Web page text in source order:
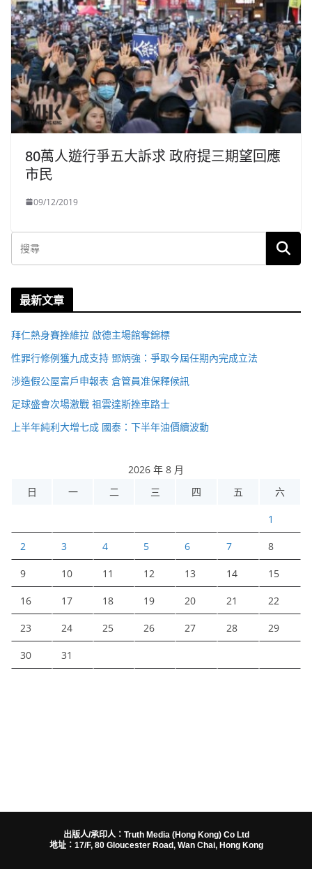
80萬人遊行爭五大訴求 政府提三期望回應
市民
09/12/2019
最新文章
拜仁熱身賽挫維拉 啟德主場館奪錦標
性罪行修例獲九成支持 鄧炳強：爭取今屆任期內完成立法
涉造假公屋富戶申報表 倉管員准保釋候訊
足球盛會次場激戰 祖雲達斯挫車路士
上半年純利大增七成 國泰：下半年油價續波動
2026 年 8 月
日
一 二 三 四 五 六
1
2 3 4 5 6 7 8
9 10 11 12 13 14 15
16 17 18 19 20 21 22
23 24 25 26 27 28 29
30 31
出版人/承印人：Truth Media (Hong Kong) Co Ltd
地址：17/F, 80 Gloucester Road, Wan Chai, Hong Kong